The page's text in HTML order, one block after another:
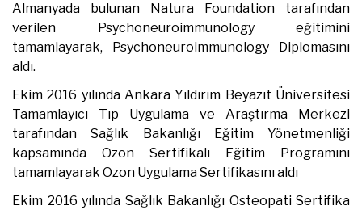
Almanyada bulunan Natura Foundation tarafından
verilen Psychoneuroimmunology eğitimini
tamamlayarak, Psychoneuroimmunology Diplomasını
aldı.
Ekim 2016 yılında Ankara Yıldırım Beyazıt Üniversitesi
Tamamlayıcı Tıp Uygulama ve Araştırma Merkezi
tarafından Sağlık Bakanlığı Eğitim Yönetmenliği
kapsamında Ozon Sertifikalı Eğitim Programını
tamamlayarak Ozon Uygulama Sertifikasını aldı
Ekim 2016 yılında Sağlık Bakanlığı Osteopati Sertifika